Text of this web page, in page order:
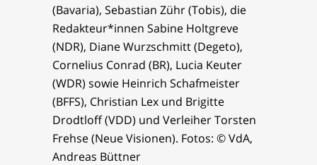
(Bavaria), Sebastian Zühr (Tobis), die
Redakteur*innen Sabine Holtgreve
(NDR), Diane Wurzschmitt (Degeto),
Cornelius Conrad (BR), Lucia Keuter
(WDR) sowie Heinrich Schafmeister
(BFFS), Christian Lex und Brigitte
Drodtloff (VDD) und Verleiher Torsten
Frehse (Neue Visionen). Fotos: © VdA,
Andreas Büttner